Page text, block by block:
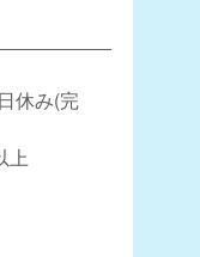
休み(完
上